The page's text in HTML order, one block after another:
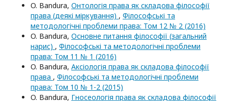
O. Bandura, Онтологія права як складова філософії
права (деякі міркування) , Філософські та
методологічні проблеми права: Том 12 № 2 (2016)
O. Bandura, Основне питання філософії (загальний
нарис) , Філософські та методологічні проблеми
права: Том 11 № 1 (2016)
O. Bandura, Аксіологія права як складова філософії
права , Філософські та методологічні проблеми
права: Том 10 № 1-2 (2015)
O. Bandura, Гносеологія права як складова філософії